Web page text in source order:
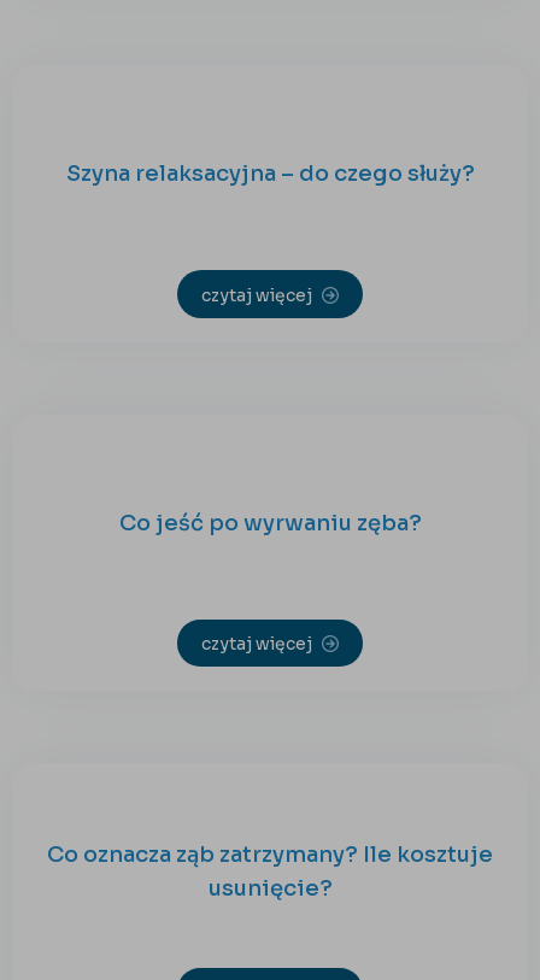
Szyna relaksacyjna – do czego służy?
czytaj więcej
Co jeść po wyrwaniu zęba?
czytaj więcej
Co oznacza ząb zatrzymany? Ile kosztuje
usunięcie?